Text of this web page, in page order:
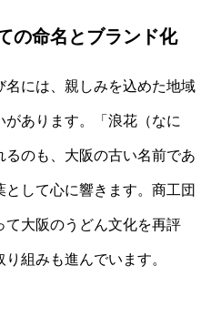
の命名とブランド化
名には、親しみを込めた地域
あります。「浪花（なに
のも、大阪の古い名前であ
して心に響きます。商工団
大阪のうどん文化を再評
組みも進んでいます。